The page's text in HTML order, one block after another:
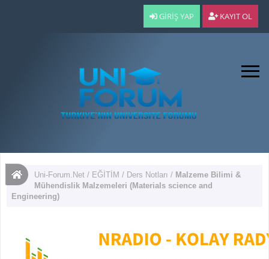
GIRIŞ YAP KAYIT OL
Uni-Forum.Net / EĞİTİM / Ders Notları / Malzeme Bilimi &
Mühendislik Malzemeleri (Materials science and
Engineering)